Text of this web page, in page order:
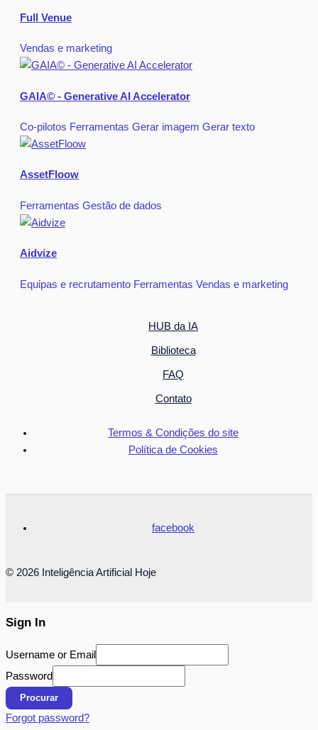
Full Venue
Vendas e marketing
GAIA© - Generative AI Accelerator
Co-pilotos Ferramentas Gerar imagem Gerar texto
AssetFloow
Ferramentas Gestão de dados
Aidvize
Equipas e recrutamento Ferramentas Vendas e marketing
HUB da IA
Biblioteca
FAQ
Contato
Termos & Condições do site
Política de Cookies
facebook
© 2026 Inteligência Artificial Hoje
Sign In
Username or Email
Password
Procurar
Forgot password?